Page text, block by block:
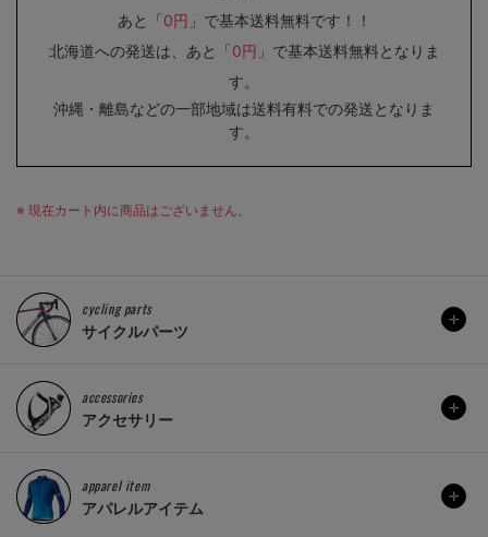
あと「0円 」で基本送料無料です！！
北海道への発送は、あと「0円 」で基本送料無料となりま
す。
沖縄・離島などの一部地域は送料有料での発送となりま
す。
※ 現在カート内に商品はございません。
cycling parts
サイクルパーツ
accessories
アクセサリー
apparel item
アパレルアイテム